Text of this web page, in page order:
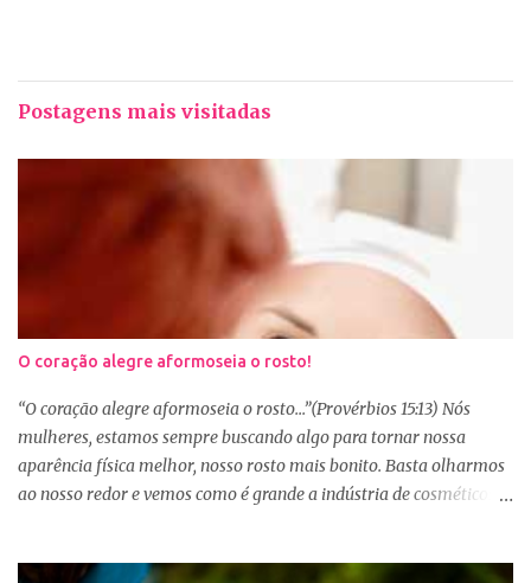
Postagens mais visitadas
O coração alegre aformoseia o rosto!
“O coração alegre aformoseia o rosto...”(Provérbios 15:13) Nós
mulheres, estamos sempre buscando algo para tornar nossa
aparência física melhor, nosso rosto mais bonito. Basta olharmos
ao nosso redor e vemos como é grande a indústria de cosméticos e